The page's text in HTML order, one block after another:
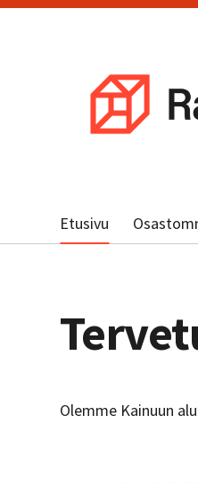
Etusivu
Olemme Kainuun